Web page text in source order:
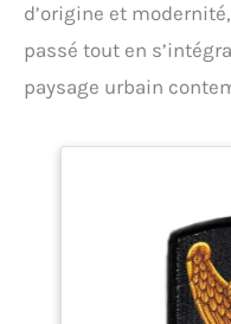
d’origine et
passé tout en
paysage urbain